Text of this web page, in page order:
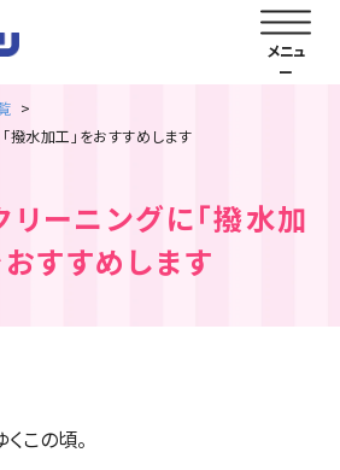
撥水加工」をおすすめします
ーニングに「撥水加
おすすめします
この頃。